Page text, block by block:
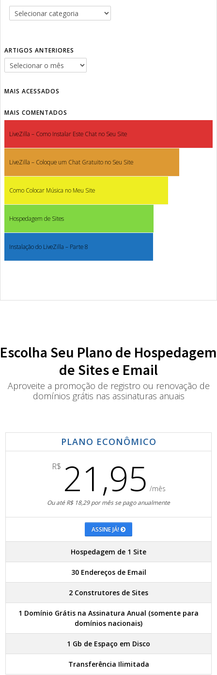
ARTIGOS ANTERIORES
MAIS ACESSADOS
MAIS COMENTADOS
LiveZilla – Como Instalar Este Chat no Seu Site
LiveZilla – Coloque um Chat Gratuito no Seu Site
Como Colocar Música no Meu Site
Hospedagem de Sites
Instalação do LiveZilla – Parte 8
Escolha Seu Plano de Hospedagem
de Sites e Email
Aproveite a promoção de registro ou renovação de
domínios grátis nas assinaturas anuais
PLANO ECONÔMICO
R$ 21,95 /mês
Ou até R$ 18,29 por mês se pago anualmente
ASSINE JÁ!
Hospedagem de 1 Site
30 Endereços de Email
2 Construtores de Sites
1 Domínio Grátis na Assinatura Anual (somente para
domínios nacionais)
1 Gb de Espaço em Disco
Transferência Ilimitada